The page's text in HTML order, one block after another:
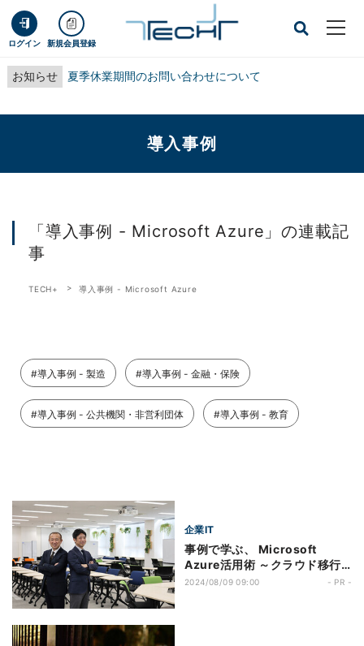
ログイン 新規会員登録
お知らせ 夏季休業期間のお問い合わせについて
導入事例
「導入事例 - Microsoft Azure」の連載記
事
TECH+ 導入事例 - Microsoft Azure
#導入事例 - 製造 #導入事例 - 金融・保険
#導入事例 - 公共機関・非営利団体 #導入事例 - 教育
企業IT
事例で学ぶ、 Microsoft
Azure活用術 ～クラウド移行
編～ 第277回 約3万6,000人の
2024/08/09 09:00 - PR -